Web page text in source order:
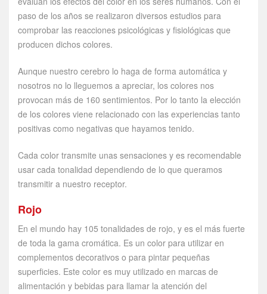
paso de los años se realizaron diversos estudios para
comprobar las reacciones psicológicas y fisiológicas que
producen dichos colores.
Aunque nuestro cerebro lo haga de forma automática y
nosotros no lo lleguemos a apreciar, los colores nos
provocan más de 160 sentimientos. Por lo tanto la elección
de los colores viene relacionado con las experiencias tanto
positivas como negativas que hayamos tenido.
Cada color transmite unas sensaciones y es recomendable
usar cada tonalidad dependiendo de lo que queramos
transmitir a nuestro receptor.
Rojo
En el mundo hay 105 tonalidades de rojo, y es el más fuerte
de toda la gama cromática. Es un color para utilizar en
complementos decorativos o para pintar pequeñas
superficies. Este color es muy utilizado en marcas de
alimentación y bebidas para llamar la atención del